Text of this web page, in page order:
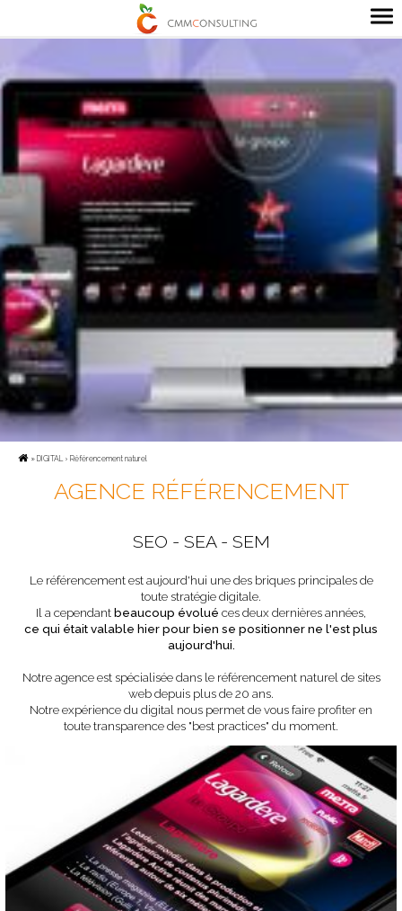
» DIGITAL› Référencement naturel
AGENCE RÉFÉRENCEMENT
SEO - SEA - SEM
Le référencement est aujourd'hui une des briques principales de
toute stratégie digitale.
Il a cependantbeaucoup évolué ces deux dernières années,
ce qui était valable hier pour bien se positionner ne l'est plus
aujourd'hui.
Notre agence est spécialisée dans le référencement naturel de sites
web depuis plus de 20 ans.
Notre expérience du digital nous permet de vous faire profiter en
toute transparence des "best practices" du moment.